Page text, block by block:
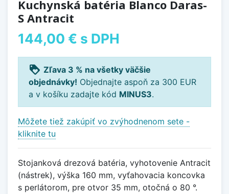
Kuchynská batéria Blanco Daras-
S Antracit
144,00 € s DPH
loyalty Zľava 3 % na všetky väčšie
objednávky! Objednajte aspoň za 300 EUR
a v košíku zadajte kód MINUS3.
Môžete tiež zakúpiť vo zvýhodnenom sete -
kliknite tu
Stojanková drezová batéria, vyhotovenie Antracit
(nástrek), výška 160 mm, vyťahovacia koncovka
s perlátorom, pre otvor 35 mm, otočná o 80 °.